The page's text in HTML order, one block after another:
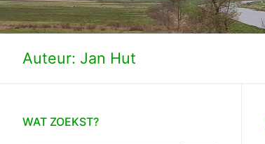
Auteur: Jan Hut
WAT ZOEKST?